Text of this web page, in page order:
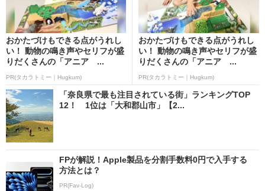
おかたづけもできる点がうれし
い！ 動物の鳴き声やセリフが盛
りだくさんの「アニア ...
PR(タカラトミー｜Hugkum)
おかたづけもできる点がうれし
い！ 動物の鳴き声やセリフが盛
りだくさんの「アニア ...
PR(タカラトミー｜Hugkum)
「奈良県で最も注目されている街」ランキングTOP
12！ 1位は「大和郡山市」【2...
FPが解説！Apple製品を分割手数料0円で入手する
方法とは？
PR(Fav-Log)